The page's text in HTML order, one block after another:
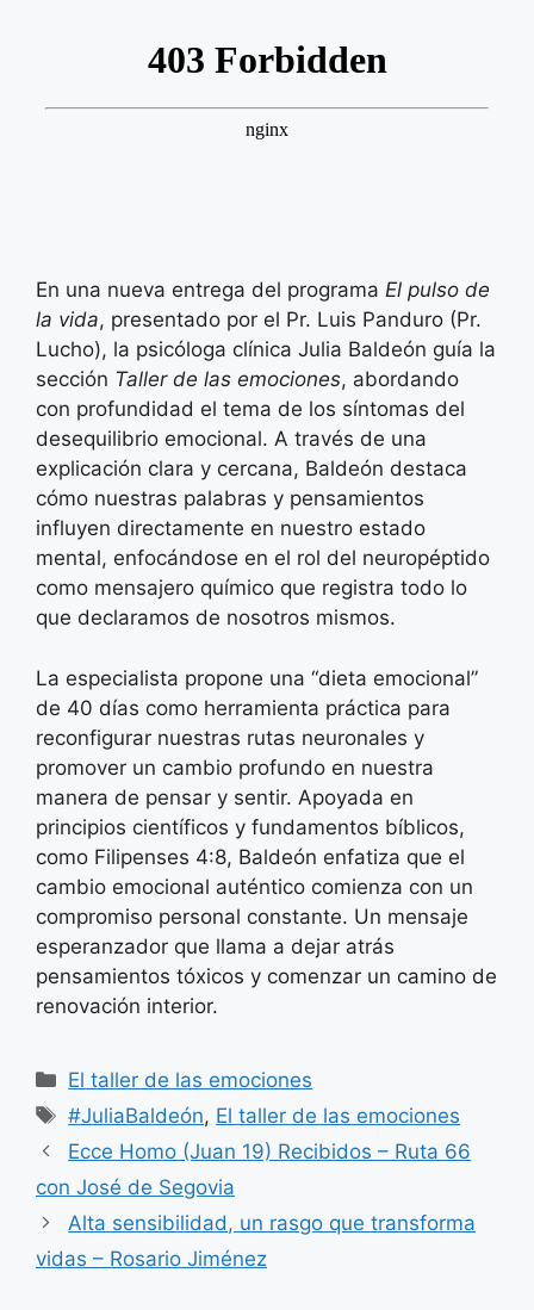
En una nueva entrega del programa El pulso de
la vida, presentado por el Pr. Luis Panduro (Pr.
Lucho), la psicóloga clínica Julia Baldeón guía la
sección Taller de las emociones, abordando
con profundidad el tema de los síntomas del
desequilibrio emocional. A través de una
explicación clara y cercana, Baldeón destaca
cómo nuestras palabras y pensamientos
influyen directamente en nuestro estado
mental, enfocándose en el rol del neuropéptido
como mensajero químico que registra todo lo
que declaramos de nosotros mismos.
La especialista propone una “dieta emocional”
de 40 días como herramienta práctica para
reconfigurar nuestras rutas neuronales y
promover un cambio profundo en nuestra
manera de pensar y sentir. Apoyada en
principios científicos y fundamentos bíblicos,
como Filipenses 4:8, Baldeón enfatiza que el
cambio emocional auténtico comienza con un
compromiso personal constante. Un mensaje
esperanzador que llama a dejar atrás
pensamientos tóxicos y comenzar un camino de
renovación interior.
Categorías
El taller de las emociones
Etiquetas
#JuliaBaldeón, El taller de las emociones
Ecce Homo (Juan 19) Recibidos – Ruta 66
con José de Segovia
Alta sensibilidad, un rasgo que transforma
vidas – Rosario Jiménez